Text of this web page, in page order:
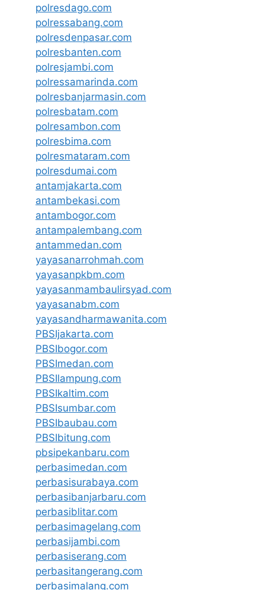
polresdago.com
polressabang.com
polresdenpasar.com
polresbanten.com
polresjambi.com
polressamarinda.com
polresbanjarmasin.com
polresbatam.com
polresambon.com
polresbima.com
polresmataram.com
polresdumai.com
antamjakarta.com
antambekasi.com
antambogor.com
antampalembang.com
antammedan.com
yayasanarrohmah.com
yayasanpkbm.com
yayasanmambaulirsyad.com
yayasanabm.com
yayasandharmawanita.com
PBSIjakarta.com
PBSIbogor.com
PBSImedan.com
PBSIlampung.com
PBSIkaltim.com
PBSIsumbar.com
PBSIbaubau.com
PBSIbitung.com
pbsipekanbaru.com
perbasimedan.com
perbasisurabaya.com
perbasibanjarbaru.com
perbasiblitar.com
perbasimagelang.com
perbasijambi.com
perbasiserang.com
perbasitangerang.com
perbasimalang.com